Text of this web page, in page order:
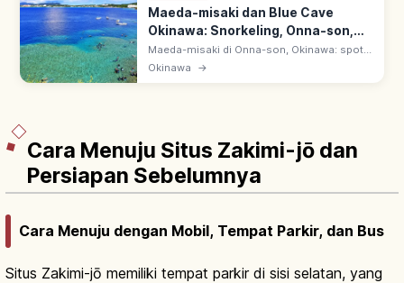
Maeda-misaki dan Blue Cave
Okinawa: Snorkeling, Onna-son,
Tips Berkunjung
Maeda-misaki di Onna-son, Okinawa: spot
snorkeling & diving terbaik. Ao no Dokutsu
Okinawa →
Cara Menuju Situs Zakimi-jō dan
Persiapan Sebelumnya
Cara Menuju dengan Mobil, Tempat Parkir, dan Bus
Situs Zakimi-jō memiliki tempat parkir di sisi selatan, yang